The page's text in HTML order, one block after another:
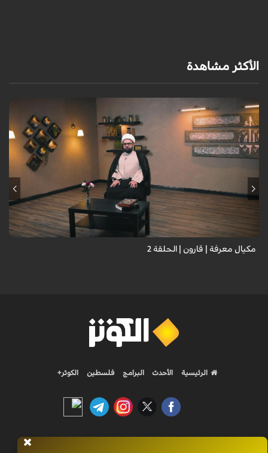
الأكثر مشاهدة
مكيال معرفة | قارون | الحلقة 2
الرئيسية الأحدث البرامج فلسطين الكوثر+